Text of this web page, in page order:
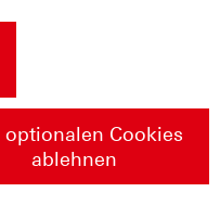
optionalen Cookies
ablehnen